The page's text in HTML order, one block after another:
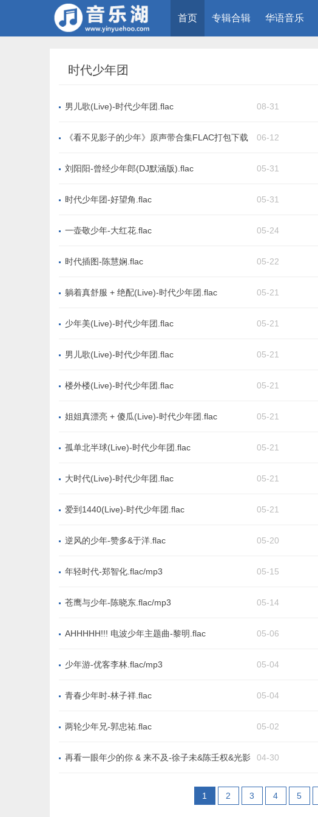
首页 专辑合辑 华语音乐
时代少年团
男儿歌(Live)-时代少年团.flac 08-31
《看不见影子的少年》原声带合集FLAC打包下载 06-12
刘阳阳-曾经少年郎(DJ默涵版).flac 05-31
时代少年团-好望角.flac 05-31
一壶敬少年-大红花.flac 05-24
时代插图-陈慧娴.flac 05-22
躺着真舒服 + 绝配(Live)-时代少年团.flac 05-21
少年美(Live)-时代少年团.flac 05-21
男儿歌(Live)-时代少年团.flac 05-21
楼外楼(Live)-时代少年团.flac 05-21
姐姐真漂亮 + 傻瓜(Live)-时代少年团.flac 05-21
孤单北半球(Live)-时代少年团.flac 05-21
大时代(Live)-时代少年团.flac 05-21
爱到1440(Live)-时代少年团.flac 05-21
逆风的少年-赞多&于洋.flac 05-20
年轻时代-郑智化.flac/mp3 05-15
苍鹰与少年-陈晓东.flac/mp3 05-14
AHHHHH!!! 电波少年主题曲-黎明.flac 05-06
少年游-优客李林.flac/mp3 05-04
青春少年时-林子祥.flac 05-04
两轮少年兄-郭忠祐.flac 05-02
再看一眼年少的你 & 来不及-徐子未&陈壬权&光影
04-30
1 2 3 4 5